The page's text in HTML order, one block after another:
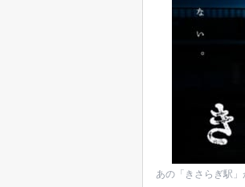
あの「きさらぎ駅